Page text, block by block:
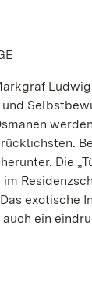
Die
exotische
ein